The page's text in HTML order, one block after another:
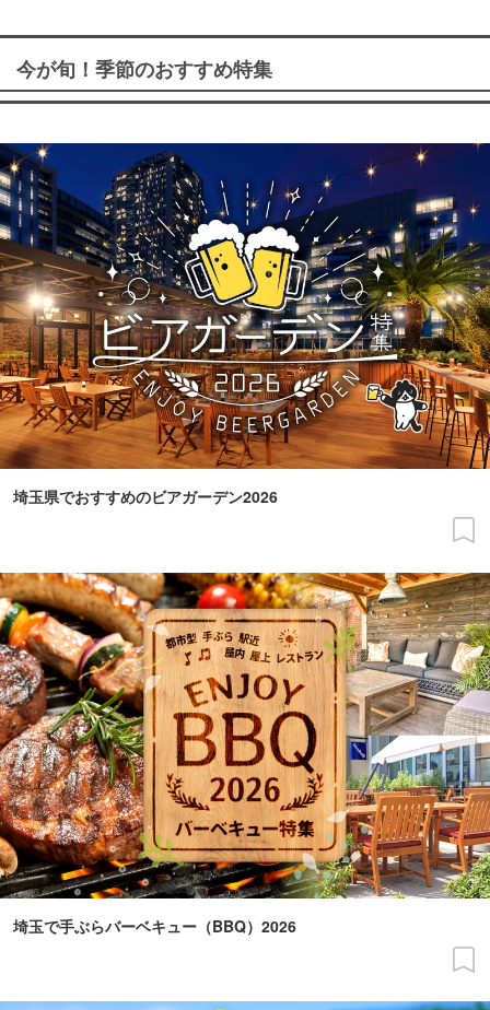
今が旬！季節のおすすめ特集
埼玉県でおすすめのビアガーデン2026
埼玉で手ぶらバーベキュー（BBQ）2026